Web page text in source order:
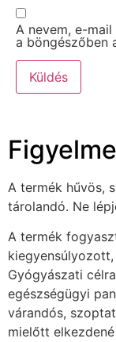
A nevem, e-
a böngészőben
A termék hűvös,
tárolandó. Ne
A termék
Gyógyászati
egészségügyi
várandós,
mielőtt